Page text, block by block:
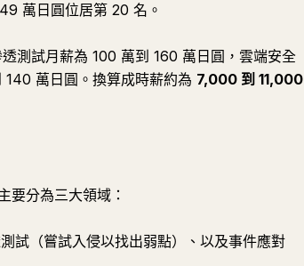
萬日圓位居第 20 名。
測試月薪為 100 萬到 160 萬日圓，雲端安全
萬日圓。換算成時薪約為 7,000 到 11,000
要分為三大領域：
試（嘗試入侵以找出弱點）、以及事件應對